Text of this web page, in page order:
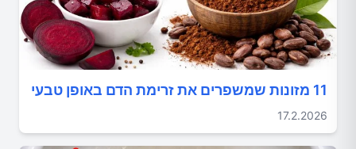
11 מזונות שמשפרים את זרימת הדם באופן טבעי
17.2.2026